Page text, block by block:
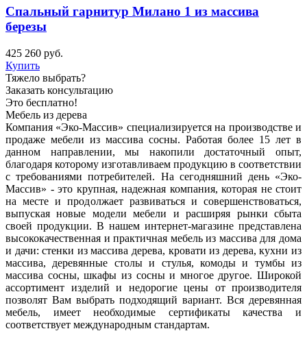
Спальный гарнитур Милано 1 из массива
березы
425 260 руб.
Купить
Тяжело выбрать?
Заказать консультацию
Это бесплатно!
Мебель из дерева
Компания «Эко-Массив» специализируется на производстве и
продаже мебели из массива сосны. Работая более 15 лет в
данном направлении, мы накопили достаточный опыт,
благодаря которому изготавливаем продукцию в соответствии
с требованиями потребителей. На сегодняшний день «Эко-
Массив» - это крупная, надежная компания, которая не стоит
на месте и продолжает развиваться и совершенствоваться,
выпуская новые модели мебели и расширяя рынки сбыта
своей продукции. В нашем интернет-магазине представлена
высококачественная и практичная мебель из массива для дома
и дачи: стенки из массива дерева, кровати из дерева, кухни из
массива, деревянные столы и стулья, комоды и тумбы из
массива сосны, шкафы из сосны и многое другое. Широкой
ассортимент изделий и недорогие цены от производителя
позволят Вам выбрать подходящий вариант. Вся деревянная
мебель, имеет необходимые сертификаты качества и
соответствует международным стандартам.